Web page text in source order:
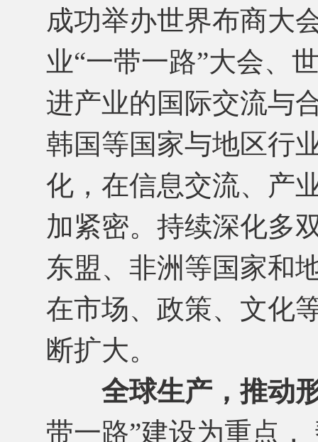
成功举办世界布商大
业“一带一路”大会、
进产业的国际交流与
韩国等国家与地区行
化，在信息交流、产
加紧密。持续深化多
东盟、非洲等国家和
在市场、政策、文化
断扩大。
全球生产，推动
带一路”建设为重点